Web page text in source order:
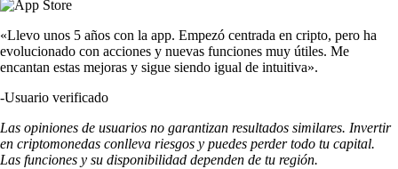
«Llevo unos 5 años con la app. Empezó centrada en cripto, pero ha
evolucionado con acciones y nuevas funciones muy útiles. Me
encantan estas mejoras y sigue siendo igual de intuitiva».
-Usuario verificado
Las opiniones de usuarios no garantizan resultados similares. Invertir
en criptomonedas conlleva riesgos y puedes perder todo tu capital.
Las funciones y su disponibilidad dependen de tu región.